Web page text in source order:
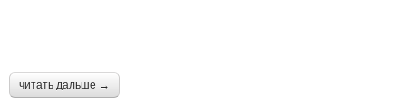
читать дальше →